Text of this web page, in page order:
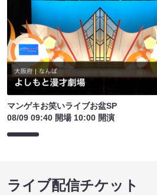
マンゲキお笑いライブお盆SP
08/09 09:40 開場 10:00 開演
ライブ配信チケット